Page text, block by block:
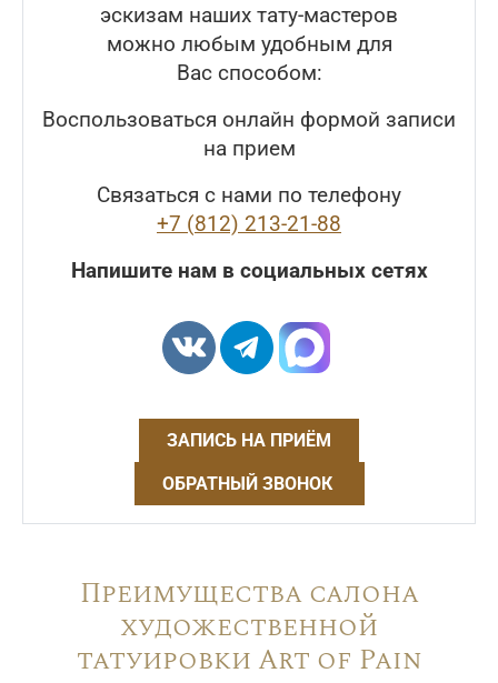
эскизам наших тату-мастеров
можно любым удобным для
Вас способом:
Воспользоваться онлайн формой записи
на прием
Связаться с нами по телефону
+7 (812) 213-21-88
Напишите нам в социальных сетях
ЗАПИСЬ НА ПРИЁМ
ОБРАТНЫЙ ЗВОНОК
Преимущества салона
художественной
татуировки Art of Pain